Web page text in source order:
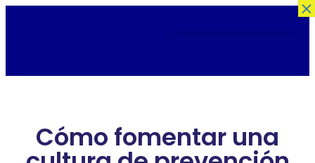
Cómo fomentar una
×